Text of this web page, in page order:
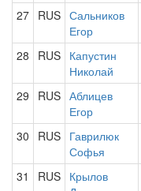
27 RUS Сальников
Егор
28 RUS Капустин
Николай
29 RUS Аблицев
Егор
30 RUS Гаврилюк
Софья
31 RUS Крылов